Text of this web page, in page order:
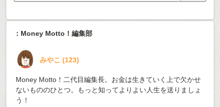
：Money Motto！編集部
みやこ(123)
Money Motto！二代目編集長。お金は生きていく上で欠かせ
ないもののひとつ。もっと知ってよりよい人生を送りましょ
う！